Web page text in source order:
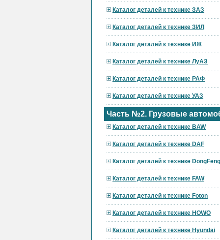
Каталог деталей к технике ЗАЗ
Каталог деталей к технике ЗИЛ
Каталог деталей к технике ИЖ
Каталог деталей к технике ЛуАЗ
Каталог деталей к технике РАФ
Каталог деталей к технике УАЗ
Часть №2. Грузовые
Каталог деталей к технике BAW
Каталог деталей к технике DAF
Каталог деталей к технике DongFeng
Каталог деталей к технике FAW
Каталог деталей к технике Foton
Каталог деталей к технике HOWO
Каталог деталей к технике Hyundai